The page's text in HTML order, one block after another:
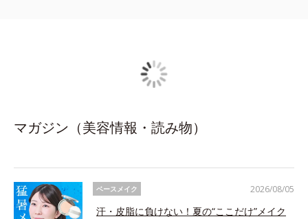
マガジン（美容情報・読み物）
ベースメイク
汗・皮脂に負けない！夏の“ここだけ”メイク
2026/08/05